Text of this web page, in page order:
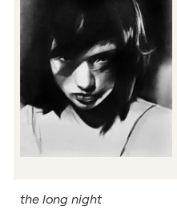
the long night